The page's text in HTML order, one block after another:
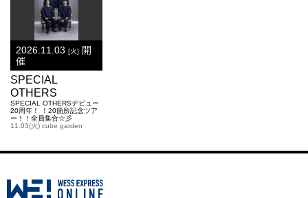
2026.11.03 [火] 開
催
SPECIAL
OTHERS
SPECIAL OTHERSデビュー
20周年！ ！20箇所記念ツア
ー！！全員集合☆彡
11.03(火) cube garden